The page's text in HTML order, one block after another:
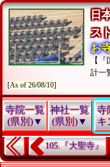
日
ス
お
【
計一
[As of 26/08/10]
寺院一覧
(県別)▼
神社一覧
(県別)▼
寺
キ
105.『大聖寺』